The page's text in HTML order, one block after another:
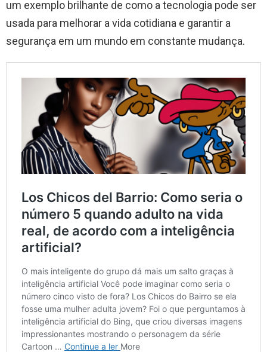
um exemplo brilhante de como a tecnologia pode ser
usada para melhorar a vida cotidiana e garantir a
segurança em um mundo em constante mudança.